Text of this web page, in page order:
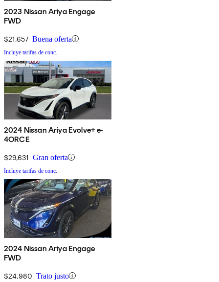
2023 Nissan Ariya Engage
FWD
$21,657 Buena oferta
Incluye tarifas de conc.
2024 Nissan Ariya Evolve+ e-
4ORCE
$29,631 Gran oferta
Incluye tarifas de conc.
2024 Nissan Ariya Engage
FWD
$24,980 Trato justo